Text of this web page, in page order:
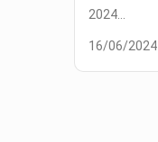
2024...
16/06/2024